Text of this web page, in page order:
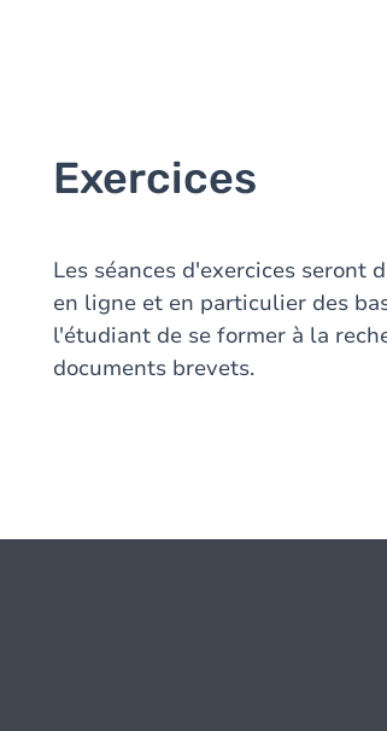
Exercices
Les séances d'exercices seront
en ligne et en particulier des
l'étudiant de se former à la
documents brevets.